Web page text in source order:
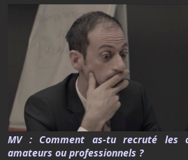
MV :Comment as-tu recruté les
amateurs ou professionnels ?